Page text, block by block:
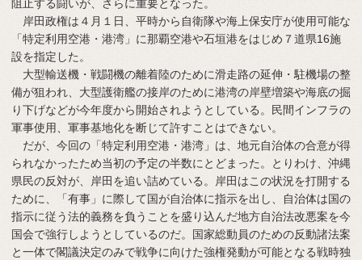
阻止する闘いが、さらに重要となった。
岸田政権は４月１日、平時から自衛隊や海上保安庁が使用可能な
「特定利用空港・港湾」に那覇空港や石垣港をはじめ７道県16施
設を指定した。
大型輸送機・戦闘機の離着陸のために滑走路の延伸・駐機場の整
備が狙われ、大型護衛艦の接岸のために港湾の岸壁増築や海底の掘
り下げなどが今年度から開始されようとしている。民間インフラの
軍事使用、軍事基地化を断じて許すことはできない。
だが、今回の「特定利用空港・港湾」は、地元自治体の合意が得
られなかったため当初の予定の半数にとどまった。とりわけ、沖縄
県民の反対が、岸田を追い詰めている。岸田はこの状況を打開する
ために、「有事」に際して国が自治体に指示を出し、自治体は国の
指示に従う法的義務を負うことを盛り込んだ地方自治法改悪案を今
国会で強行しようとしているのだ。国家総動員のための反動諸法案
と一体で閣議決定のみで戦争に向けた強権発動が可能となる戦時独